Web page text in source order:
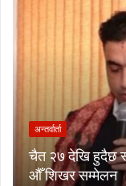
अन्तर्वार्ता
चैत २७ देखि हुदैछ
औँ शिखर सम्मेलन